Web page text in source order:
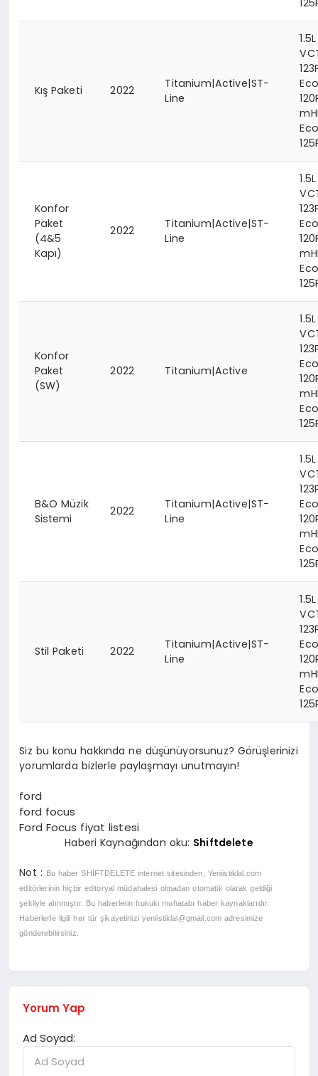
Kış Paketi 2022
Titanium|Active|ST-
Line
Konfor
Paket
(4&5
Kapı)
2022
Titanium|Active|ST-
Line
Konfor
Paket
(SW)
2022 Titanium|Active
B&O Müzik
Sistemi
2022
Titanium|Active|ST-
Line
Stil Paketi 2022
Titanium|Active|ST-
Line
Siz bu konu hakkında ne düşünüyorsunuz? Görüşlerinizi
yorumlarda bizlerle paylaşmayı unutmayın!
ford
ford focus
Ford Focus fiyat listesi
Haberi Kaynağından oku: Shiftdelete
Not : Bu haber SHİFTDELETEinternet sitesinden, Yeniistiklal.com
editörlerinin hiçbir editoryal müdahalesi olmadan otomatik olarak geldiği
şekliyle alınmıştır. Bu haberlerin hukuki muhatabı haber kaynaklarıdır.
Haberlerle ilgili her tür şikayetinizi yeniistiklal@gmail.com adresimize
gönderebilirsiniz.
Yorum Yap
Ad Soyad: